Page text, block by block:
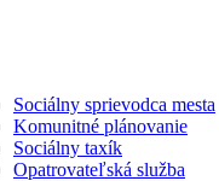
Sociálny sprievodca mesta
Komunitné plánovanie
Sociálny taxík
Opatrovateľská služba